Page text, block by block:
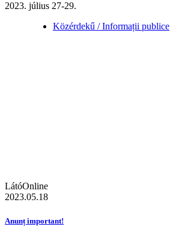
2023. július 27-29.
Közérdekű / Informații publice
LátóOnline
2023.05.18
Anunț important!